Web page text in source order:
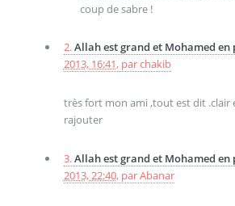
coup de sabre !
2.Allah est grand et Mohamed en
2013, 16:41, parchakib
très fort mon ami ,tout est dit .clair
rajouter
3.Allah est grand et Mohamed en
2013, 22:40, parAbanar